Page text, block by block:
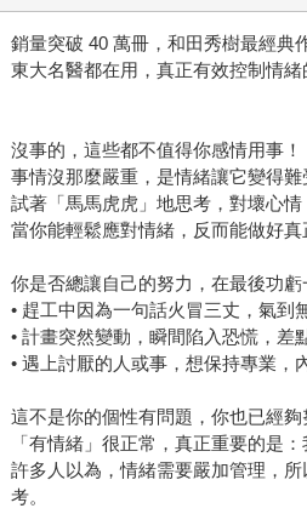
銷量突破 40 萬冊，和田秀樹最經典
東大名醫都在用，真正有效控制情
沒事的，這些都不值得你感情用事！
事情沒那麼嚴重，是情緒讓它變得難
試著「馬馬虎虎」地思考，對壞心情
當你能輕鬆應對情緒，反而能做好真
你是否總讓自己的努力，在最後功虧
• 趕工中因為一句話火冒三丈，氣到
• 計畫突然變動，瞬間陷入恐慌，差
• 遇上討厭的人或事，想保持專業，
這不是你的個性有問題，你也已經夠
「有情緒」很正常，真正重要的是
許多人以為，情緒需要嚴加管理，
考。